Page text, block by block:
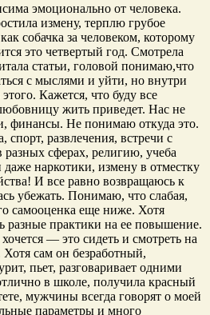
эмоционально от человека.
измену, терплю грубое
собачка за человеком, которому
это четвертый год. Смотрела
статьи, головой понимаю,что
с мыслями и уйти, но внутри
Кажется, что буду все
жить приведет. Нас не
финансы. Не понимаю откуда это.
спорт, развлечения, встречи с
разных сферах, религию, учеба
даже наркотики, измену в отместку
И все равно возвращаюсь к
убежать. Понимаю, что слабая,
самооценка еще ниже. Хотя
разные практики на ее повышение.
— это сидеть и смотреть на
Хотя сам он безработный,
пьет, разговаривает одними
в школе, получила красный
мужчины всегда говорят о моей
параметры и много